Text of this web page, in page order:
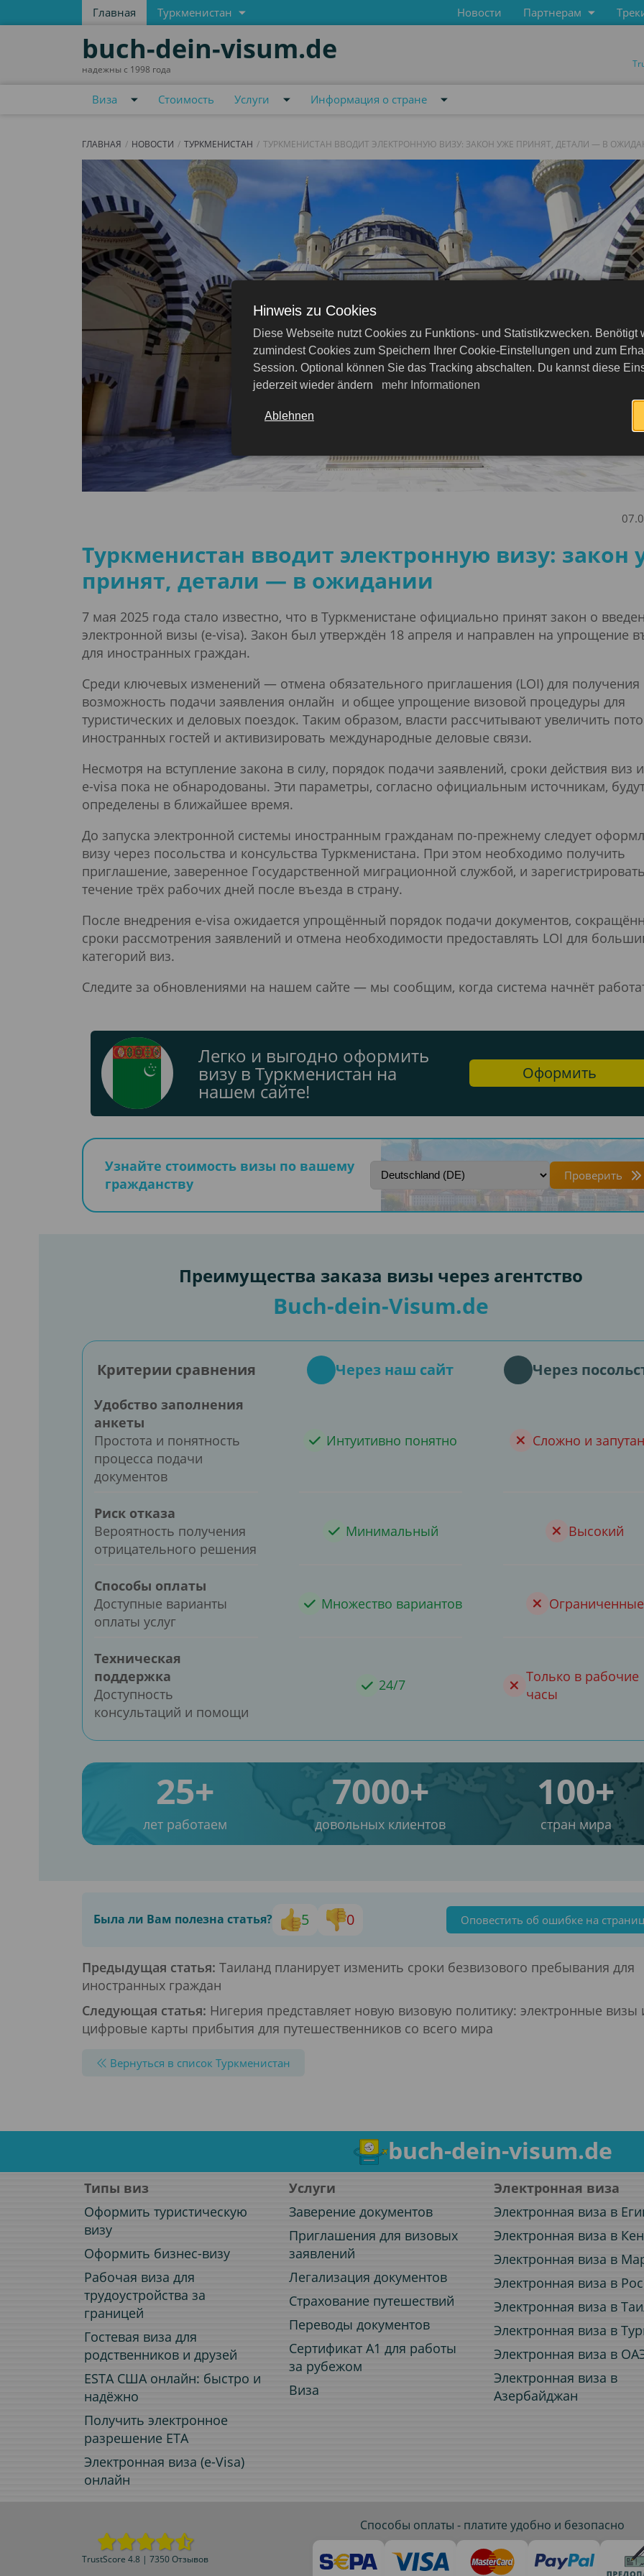
Главная Туркменистан Новости Партнерам
buch-dein-visum.de
надежны с 1998 года
Виза Стоимость Услуги Информация о стране
ГЛАВНАЯ НОВОСТИ ТУРКМЕНИСТАН ТУРКМЕНИСТАН ВВОДИТ ЭЛЕКТРОННУЮ ВИЗУ: ЗАКОН УЖЕ ПРИНЯТ, ДЕТАЛИ — В
Туркменистан вводит электронную визу: закон
принят, детали — в ожидании
7 мая 2025 года стало известно, что в Туркменистане официально принят закон о
электронной визы (e-visa). Закон был утверждён 18 апреля и направлен на упрощение
для иностранных граждан.
Среди ключевых изменений — отмена обязательного приглашения (LOI) для получения
возможность подачи заявления онлайн и общее упрощение визовой процедуры для
туристических и деловых поездок. Таким образом, власти рассчитывают увеличить
иностранных гостей и активизировать международные деловые связи.
Несмотря на вступление закона в силу, порядок подачи заявлений, сроки действия виз
e-visa пока не обнародованы. Эти параметры, согласно официальным источникам,
определены в ближайшее время.
До запуска электронной системы иностранным гражданам по-прежнему следует
визу через посольства и консульства Туркменистана. При этом необходимо получить
приглашение, заверенное Государственной миграционной службой, и
течение трёх рабочих дней после въезда в страну.
После внедрения e-visa ожидается упрощённый порядок подачи документов,
сроки рассмотрения заявлений и отмена необходимости предоставлять LOI для
категорий виз.
Следите за обновлениями на нашем сайте — мы сообщим, когда система начнёт
Легко и выгодно оформить
визу в Туркменистан на
нашем сайте!
Оформить
Узнайте стоимость визы по вашему
гражданству
Проверить
Преимущества заказа визы через агентство
Buch-dein-Visum.de
Критерии сравнения Через наш сайт Через
Удобство заполнения
анкеты
Простота и понятность
процесса подачи
документов
Интуитивно понятно Сложно и
Риск отказа
Вероятность получения
отрицательного решения
Минимальный Высокий
Способы оплаты
Доступные варианты
оплаты услуг
Множество вариантов Ограниченные
Техническая
поддержка
Доступность
консультаций и помощи
24/7
Только в рабочие
часы
25+
лет работаем
7000+
довольных клиентов
100+
стран мира
Была ли Вам полезна статья? 5 0 Оповестить об ошибке на
Предыдущая статья: Таиланд планирует изменить сроки безвизового пребывания для
иностранных граждан
Следующая статья: Нигерия представляет новую визовую политику: электронные визы
цифровые карты прибытия для путешественников со всего мира
Вернуться в список Туркменистан
buch-dein-visum.de
Типы виз
Оформить туристическую
визу
Оформить бизнес-визу
Рабочая виза для
трудоустройства за
границей
Гостевая виза для
родственников и друзей
ESTA США онлайн: быстро и
надёжно
Получить электронное
разрешение ETA
Электронная виза (e-Visa)
онлайн
Услуги
Заверение документов
Приглашения для визовых
заявлений
Легализация документов
Страхование путешествий
Переводы документов
Сертификат A1 для работы
за рубежом
Виза
Электронная виза
Электронная виза в
Электронная виза в
Электронная виза в
Электронная виза в
Электронная виза в
Электронная виза в
Электронная виза в
Электронная виза в
Азербайджан
TrustScore 4.8 | 7350 Отзывов
Способы оплаты - платите удобно и безопасно
Hinweis zu Cookies
Diese Webseite nutzt Cookies zu Funktions- und Statistikzwecken. Benötigt
zumindest Cookies zum Speichern Ihrer Cookie-Einstellungen und zum
Session. Optional können Sie das Tracking abschalten. Du kannst diese
jederzeit wieder ändern
mehr Informationen
Ablehnen